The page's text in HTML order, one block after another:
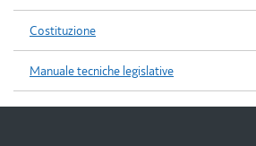
Costituzione
Manuale tecniche legislative